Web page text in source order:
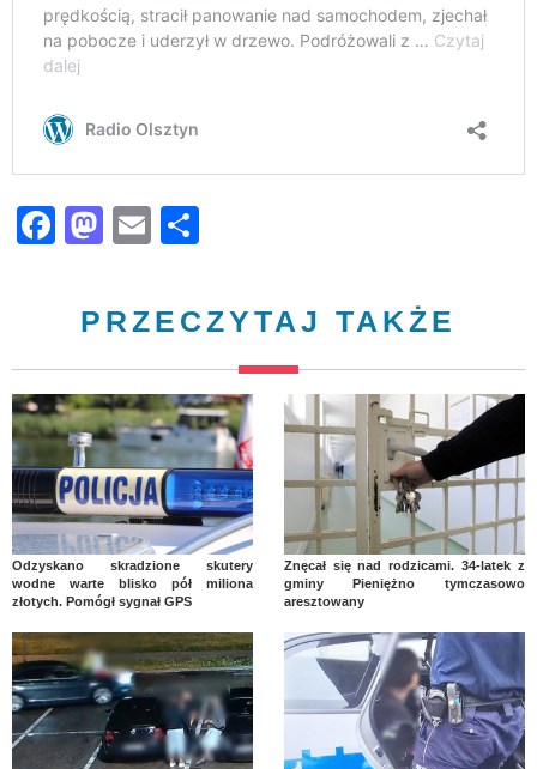
Facebook
Mastodon
Email
PRZECZYTAJ TAKŻE
Odzyskano skradzione skutery
wodne warte blisko pół miliona
złotych. Pomógł sygnał GPS
Znęcał się nad rodzicami. 34-latek z
gminy Pieniężno tymczasowo
aresztowany